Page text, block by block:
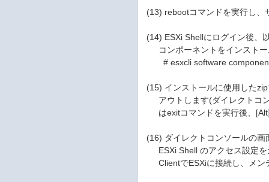
(13) rebootコマンドを実行し、
(14) ESXi Shellにログイン後、
コンポーネントをインストー
# esxcli software component
(15) インストールに使用した
アウトします(ダイレクトコ
はexitコマンドを実行後、
(16) ダイレクトコンソールの
ESXi Shell のアクセス設定を
ClientでESXiに接続し、メン